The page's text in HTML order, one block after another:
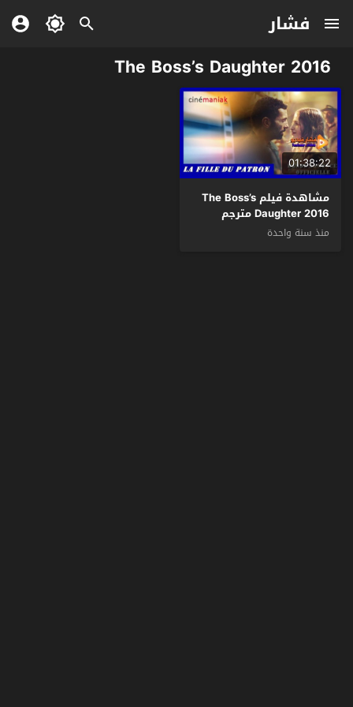
فشار
The Boss’s Daughter 2016
01:38:22
مشاهدة فيلم The Boss’s
Daughter 2016 مترجم
منذ سنة واحدة